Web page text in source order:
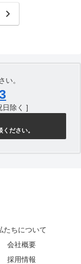
次
い。
日除く ]
ださい。
たちについて
会社概要
採用情報